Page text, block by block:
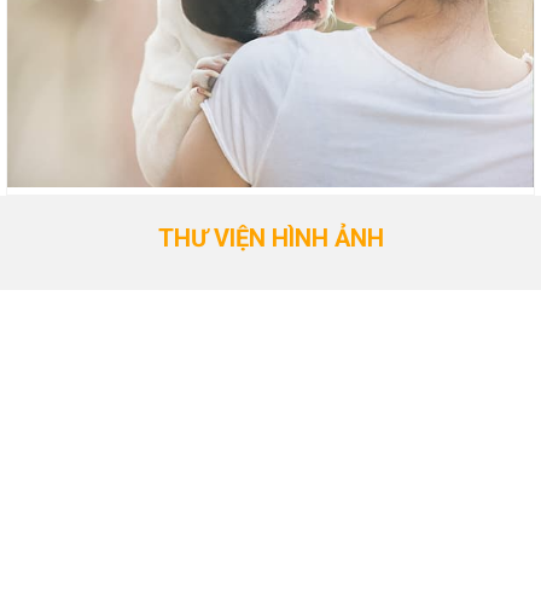
THƯ VIỆN HÌNH ẢNH